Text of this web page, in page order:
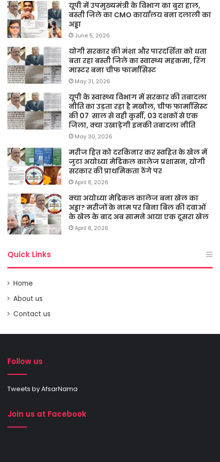
यूपी में उपमुख्यमंत्री के विभाग का बुरा हाल,
बस्ती जिले का CMO कार्यालय बना दलाली का
अड्डा
June 5, 2026
योगी सरकार की मंशा और पारदर्शिता को धता
बता रहा बस्ती जिले का स्वास्थ्य महकमा, रिंग
मास्टर बना चीफ फार्मासिस्ट
May 31, 2026
यूपी के स्वास्थ्य विभाग में सरकार की तबादला
नीति का उड़ता रहा है मखौल, चीफ फार्मासिस्ट
की 07 साल से वही कुर्सी, 03 दशकों से एक
जिला, क्या उखाड़ेगी इनकी तबादला नीति
May 30, 2026
मरीज हित को दरकिनार कर स्वहित के खेल में
जुटा अयोध्या मेडिकल कालेज प्रशासन, योगी
सरकार की प्राथमिकता ठेंगे पर
April 8, 2026
क्या अयोध्या मेडिकल कालेज बना खेल का
अड्डा? मरीजों के नाम पर बिना बिल की दवाओं
के खेल के बाद अब सामने आया एक दूसरा खेल
April 8, 2026
Quick Links
Home
About us
Contact us
Follow us
Tweets by AfsarNama
Join us at Facebook